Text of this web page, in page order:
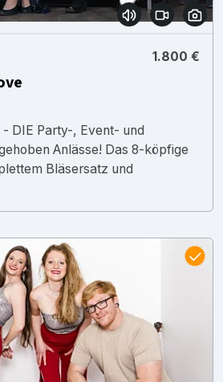
1.800 €
DIE Party-, Event- und
Anlässe! Das 8-köpfige
Bläsersatz und